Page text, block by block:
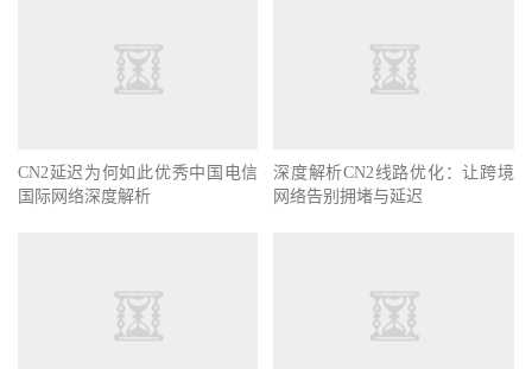
CN2延迟为何如此优秀中国电信
国际网络深度解析
深度解析CN2线路优化：让跨境
网络告别拥堵与延迟